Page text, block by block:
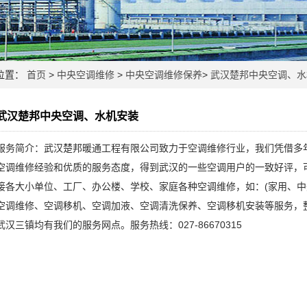
： 首页 > 中央空调维修 > 中央空调维修保养> 武汉楚邦中央空调、
汉楚邦中央空调、水机安装
务简介：武汉楚邦暖通工程有限公司致力于空调维修行业，我们凭借多
调维修经验和优质的服务态度，得到武汉的一些空调用户的一致好评，
各大小单位、工厂、办公楼、学校、家庭各种空调维修，如：(家用、
调维修、空调移机、空调加液、空调清洗保养、空调移机安装等服务，
汉三镇均有我们的服务网点。服务热线：027-86670315